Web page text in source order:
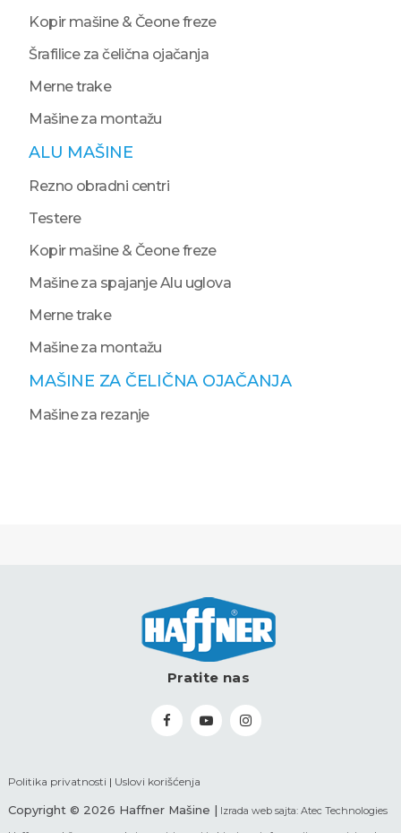
Kopir mašine & Čeone freze
Šrafilice za čelična ojačanja
Merne trake
Mašine za montažu
ALU MAŠINE
Rezno obradni centri
Testere
Kopir mašine & Čeone freze
Mašine za spajanje Alu uglova
Merne trake
Mašine za montažu
MAŠINE ZA ČELIČNA OJAČANJA
Mašine za rezanje
Pratite nas
Politika privatnosti | Uslovi korišćenja
Copyright © 2026 Haffner Mašine | Izrada web sajta: Atec Technologies